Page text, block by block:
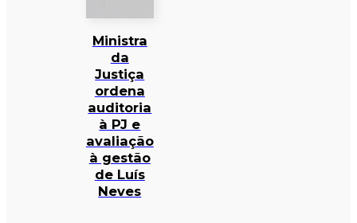
Ministra
da
Justiça
ordena
auditoria
à PJ e
avaliação
à gestão
de Luís
Neves